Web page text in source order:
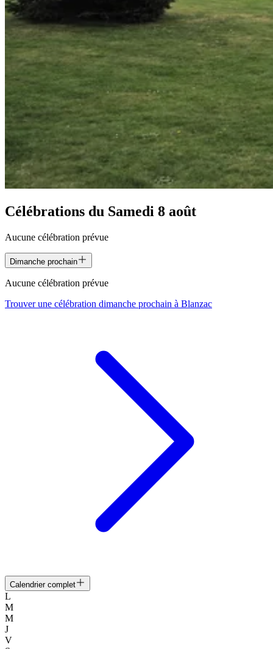
Célébrations du Samedi 8 août
Aucune célébration prévue
Dimanche prochain
Aucune célébration prévue
Trouver une célébration dimanche prochain à Blanzac
Calendrier complet
L
M
M
J
V